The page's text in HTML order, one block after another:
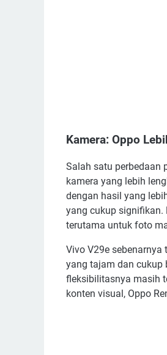
Kamera: Oppo
Salah satu perbedaan
kamera yang lebih
dengan hasil yang
yang cukup
terutama untuk foto
Vivo V29e
yang tajam dan cukup
fleksibilitasnya masih
konten visual, Oppo